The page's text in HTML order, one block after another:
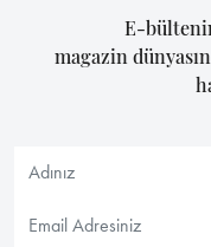
E-
magazin